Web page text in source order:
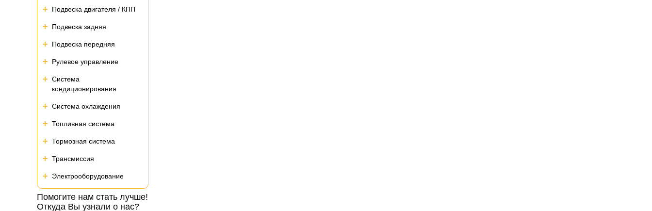
Подвеска двигателя / КПП
Подвеска задняя
Подвеска передняя
Рулевое управление
Система
кондиционирования
Система охлаждения
Топливная система
Тормозная система
Трансмиссия
Электрооборудование
Помогите нам стать лучше!
Откуда Вы узнали о нас?